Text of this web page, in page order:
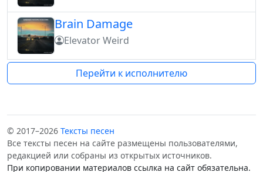
Brain Damage
Elevator Weird
Перейти к исполнителю
© 2017–2026 Тексты песен
Все тексты песен на сайте размещены пользователями,
редакцией или собраны из открытых источников.
При копировании материалов ссылка на сайт обязательна.